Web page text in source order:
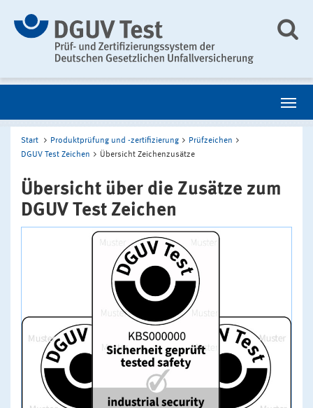
Start Produktprüfung und -zertifizierung
Prüfzeichen
DGUV Test Zeichen
Übersicht Zeichenzusätze
Übersicht über die Zusätze zum
DGUV Test Zeichen